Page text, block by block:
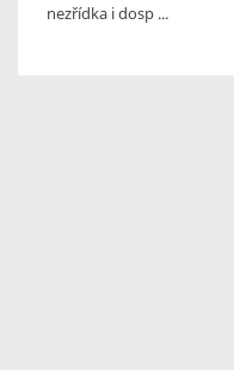
nezřídka i dosp ...